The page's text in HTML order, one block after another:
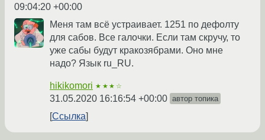
09:04:20 +00:00
Меня там всё устраивает. 1251 по дефолту
для сабов. Все галочки. Если там скручу, то
уже сабы будут кракозябрами. Оно мне
надо? Язык ru_RU.
hikikomori ★★★☆
31.05.2020 16:16:54 +00:00 автор топика
Ссылка